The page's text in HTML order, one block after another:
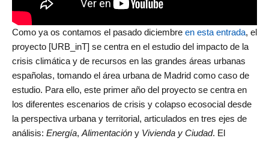
Como ya os contamos el pasado diciembre en esta entrada, el
proyecto [URB_inT] se centra en el estudio del impacto de la
crisis climática y de recursos en las grandes áreas urbanas
españolas, tomando el área urbana de Madrid como caso de
estudio. Para ello, este primer año del proyecto se centra en
los diferentes escenarios de crisis y colapso ecosocial desde
la perspectiva urbana y territorial, articulados en tres ejes de
análisis: Energía, Alimentación y Vivienda y Ciudad. El